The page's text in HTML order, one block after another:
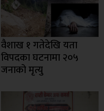
वैशाख १ गतेदेखि यता
विपदका घटनामा २०५
जनाको मृत्यु